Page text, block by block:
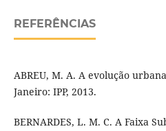
REFERÊNCIAS
ABREU, M. A. A evolução
Janeiro: IPP, 2013.
BERNARDES, L. M. C. A Faixa